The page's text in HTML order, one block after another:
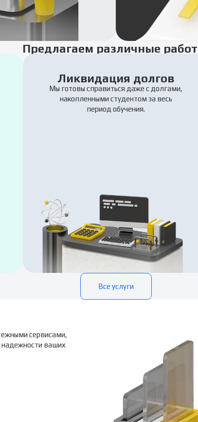
Предлагаем различные
Ликвидация долгов
Мы готовы справиться даже с долгами,
накопленными студентом за весь
период обучения.
Все услуги
сервисами,
надежности ваших